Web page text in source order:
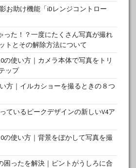
お助け機能「iDレンジコントロー
った！？一度にたくさん写真が撮れ
トとその解除方法について
の使い方｜カメラ本体で写真をトリ
ップ
方｜イルカショーを撮るときの８つ
ているピークデザインの新しいV4ア
の使い方｜背景をぼかして写真を撮
困ったを解決｜ピントがうしろに合